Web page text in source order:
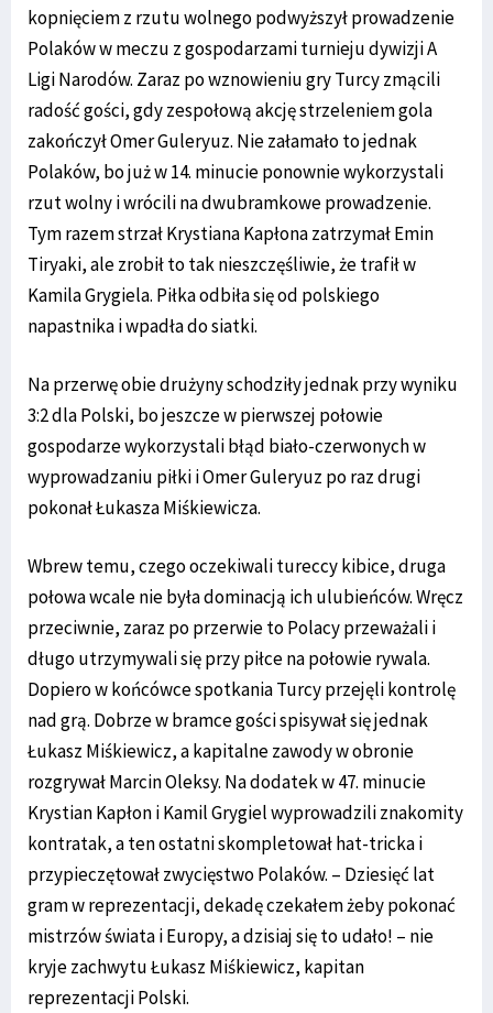
kopnięciem z rzutu wolnego podwyższył prowadzenie
Polaków w meczu z gospodarzami turnieju dywizji A
Ligi Narodów. Zaraz po wznowieniu gry Turcy zmącili
radość gości, gdy zespołową akcję strzeleniem gola
zakończył Omer Guleryuz. Nie załamało to jednak
Polaków, bo już w 14. minucie ponownie wykorzystali
rzut wolny i wrócili na dwubramkowe prowadzenie.
Tym razem strzał Krystiana Kapłona zatrzymał Emin
Tiryaki, ale zrobił to tak nieszczęśliwie, że trafił w
Kamila Grygiela. Piłka odbiła się od polskiego
napastnika i wpadła do siatki.
Na przerwę obie drużyny schodziły jednak przy wyniku
3:2 dla Polski, bo jeszcze w pierwszej połowie
gospodarze wykorzystali błąd biało-czerwonych w
wyprowadzaniu piłki i Omer Guleryuz po raz drugi
pokonał Łukasza Miśkiewicza.
Wbrew temu, czego oczekiwali tureccy kibice, druga
połowa wcale nie była dominacją ich ulubieńców. Wręcz
przeciwnie, zaraz po przerwie to Polacy przeważali i
długo utrzymywali się przy piłce na połowie rywala.
Dopiero w końcówce spotkania Turcy przejęli kontrolę
nad grą. Dobrze w bramce gości spisywał się jednak
Łukasz Miśkiewicz, a kapitalne zawody w obronie
rozgrywał Marcin Oleksy. Na dodatek w 47. minucie
Krystian Kapłon i Kamil Grygiel wyprowadzili znakomity
kontratak, a ten ostatni skompletował hat-tricka i
przypieczętował zwycięstwo Polaków. – Dziesięć lat
gram w reprezentacji, dekadę czekałem żeby pokonać
mistrzów świata i Europy, a dzisiaj się to udało! – nie
kryje zachwytu Łukasz Miśkiewicz, kapitan
reprezentacji Polski.